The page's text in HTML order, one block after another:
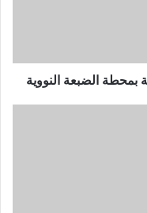
بمحطة الضبعة النووية